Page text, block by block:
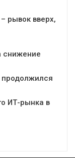
рывок вверх,
снижение
продолжился
ИТ-рынка в